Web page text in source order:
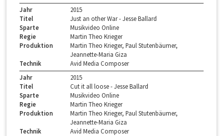
Jahr
2015
Titel
Just an other War - Jesse Ballard
Sparte
Musikvideo Online
Regie
Martin Theo Krieger
Produktion
Martin Theo Krieger, Paul Stutenbäumer,
Jeannette-Maria Giza
Technik
Avid Media Composer
Jahr
2015
Titel
Cut it all loose - Jesse Ballard
Sparte
Musikvideo Online
Regie
Martin Theo Krieger
Produktion
Martin Theo Krieger, Paul Stutenbäumer,
Jeannette-Maria Giza
Technik
Avid Media Composer